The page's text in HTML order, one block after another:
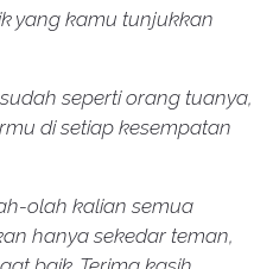
yang kamu tunjukkan
seperti orang tuanya,
di setiap kesempatan
olah kalian semua
hanya sekedar teman,